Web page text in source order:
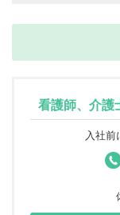
看護師、介護
入社